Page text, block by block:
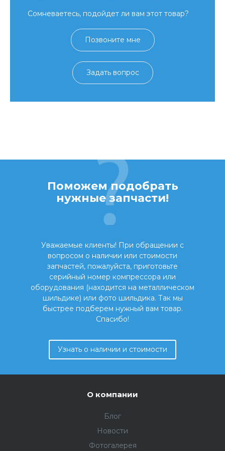
Сомневаетесь, подойдет ли вам этот товар?
Позвоните мне
Задать вопрос
Поможем подобрать
нужные запчасти!
Уважаемые клиенты! При обращении с
вопросом о наличии или стоимости
запчастей, пожалуйста, приготовьте
серийный номер компрессора или
оборудования (находится на металлическом
шильдике) или фото шильдика. Так мы
быстрее подберем нужный вам товар.
Спасибо!
Узнать о наличии и стоимости
О компании
Блог
Новости
Фотогалерея